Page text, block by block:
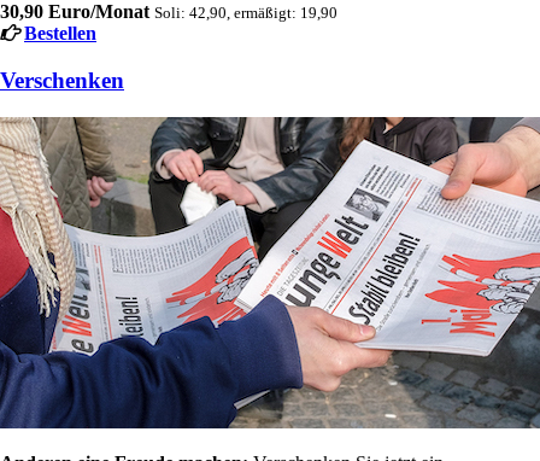
30,90 Euro/Monat Soli: 42,90, ermäßigt: 19,90
Bestellen
Verschenken